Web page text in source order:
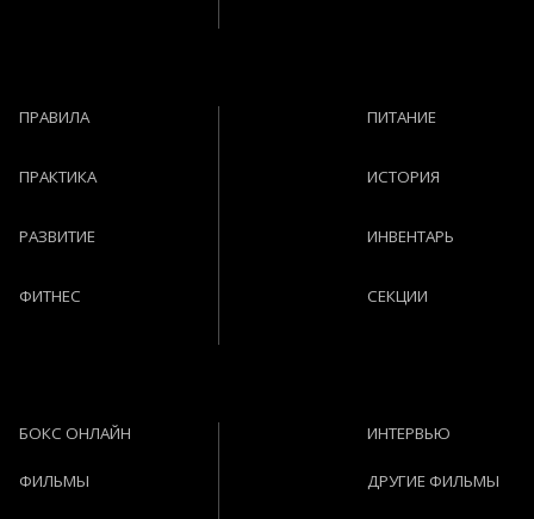
ПРАВИЛА
ПРАКТИКА
РАЗВИТИЕ
ФИТНЕС
ПИТАНИЕ
ИСТОРИЯ
ИНВЕНТАРЬ
СЕКЦИИ
БОКС ОНЛАЙН
ФИЛЬМЫ
ИНТЕРВЬЮ
ДРУГИЕ ФИЛЬМЫ